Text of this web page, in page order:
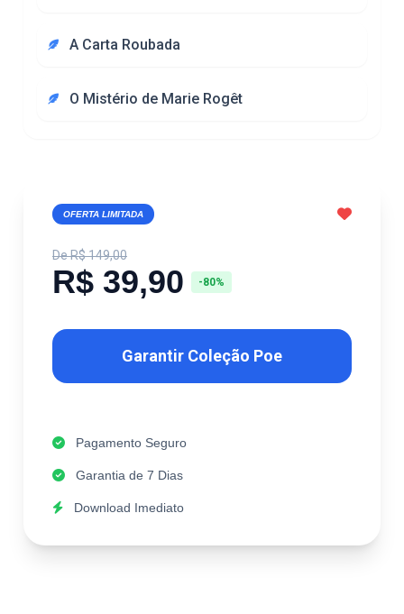
A Carta Roubada
O Mistério de Marie Rogêt
OFERTA LIMITADA
De R$ 149,00
R$ 39,90 -80%
Garantir Coleção Poe
Pagamento Seguro
Garantia de 7 Dias
Download Imediato